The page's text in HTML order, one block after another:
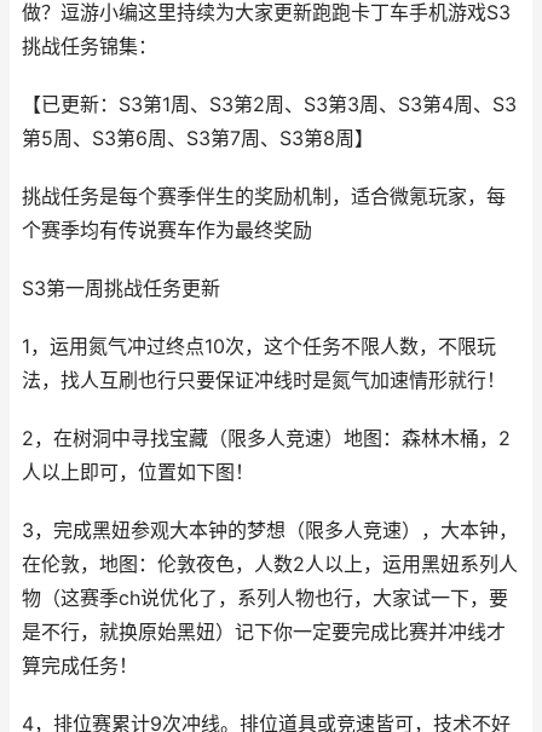
做？逗游小编这里持续为大家更新跑跑卡丁车手机游戏S3
挑战任务锦集：
【已更新：S3第1周、S3第2周、S3第3周、S3第4周、S3
第5周、S3第6周、S3第7周、S3第8周】
挑战任务是每个赛季伴生的奖励机制，适合微氪玩家，每
个赛季均有传说赛车作为最终奖励
S3第一周挑战任务更新
1，运用氮气冲过终点10次，这个任务不限人数，不限玩
法，找人互刷也行只要保证冲线时是氮气加速情形就行！
2，在树洞中寻找宝藏（限多人竞速）地图：森林木桶，2
人以上即可，位置如下图！
3，完成黑妞参观大本钟的梦想（限多人竞速），大本钟，
在伦敦，地图：伦敦夜色，人数2人以上，运用黑妞系列人
物（这赛季ch说优化了，系列人物也行，大家试一下，要
是不行，就换原始黑妞）记下你一定要完成比赛并冲线才
算完成任务！
4，排位赛累计9次冲线。排位道具或竞速皆可，技术不好